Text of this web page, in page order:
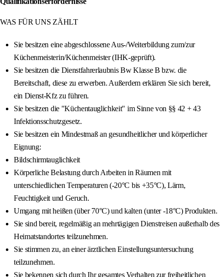
WAS FÜR UNS ZÄHLT
Sie besitzen eine abgeschlossene Aus-/Weiterbildung zum/zur
Küchenmeisterin/Küchenmeister (IHK-geprüft).
Sie besitzen die Dienstfahrerlaubnis Bw Klasse B bzw. die
Bereitschaft, diese zu erwerben. Außerdem erklären Sie sich bereit,
ein Dienst-Kfz zu führen.
Sie besitzen die "Küchentauglichkeit" im Sinne von §§ 42 + 43
Infektionsschutzgesetz.
Sie besitzen ein Mindestmaß an gesundheitlicher und körperlicher
Eignung:
Bildschirmtauglichkeit
Körperliche Belastung durch Arbeiten in Räumen mit
unterschiedlichen Temperaturen (-20°C bis +35°C), Lärm,
Feuchtigkeit und Geruch.
Umgang mit heißen (über 70°C) und kalten (unter -18°C) Produkten.
Sie sind bereit, regelmäßig an mehrtägigen Dienstreisen außerhalb des
Heimatstandortes teilzunehmen.
Sie stimmen zu, an einer ärztlichen Einstellungsuntersuchung
teilzunehmen.
Sie bekennen sich durch Ihr gesamtes Verhalten zur freiheitlichen